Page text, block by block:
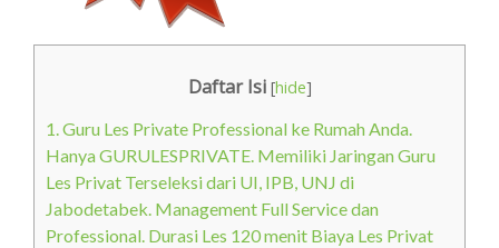
Daftar Isi [hide]
1.Guru Les Private Professional ke Rumah Anda.
Hanya GURULESPRIVATE. Memiliki Jaringan Guru
Les Privat Terseleksi dari UI, IPB, UNJ di
Jabodetabek. Management Full Service dan
Professional. Durasi Les 120 menit Biaya Les Privat